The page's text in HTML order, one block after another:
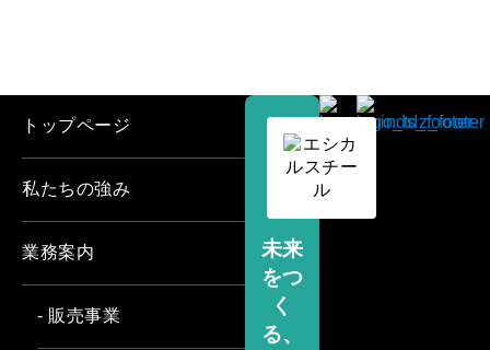
未来
をつ
く
る、
トップページ
私たちの強み
業務案内
- 販売事業